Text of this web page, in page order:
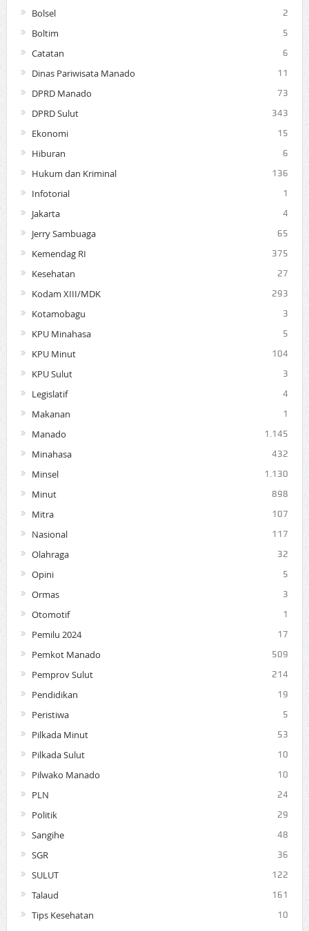
Bolsel 2
Boltim 5
Catatan 6
Dinas Pariwisata Manado 11
DPRD Manado 73
DPRD Sulut 343
Ekonomi 15
Hiburan 6
Hukum dan Kriminal 136
Infotorial 1
Jakarta 4
Jerry Sambuaga 65
Kemendag RI 375
Kesehatan 27
Kodam XIII/MDK 293
Kotamobagu 3
KPU Minahasa 5
KPU Minut 104
KPU Sulut 3
Legislatif 4
Makanan 1
Manado 1.145
Minahasa 432
Minsel 1.130
Minut 898
Mitra 107
Nasional 117
Olahraga 32
Opini 5
Ormas 3
Otomotif 1
Pemilu 2024 17
Pemkot Manado 509
Pemprov Sulut 214
Pendidikan 19
Peristiwa 5
Pilkada Minut 53
Pilkada Sulut 10
Pilwako Manado 10
PLN 24
Politik 29
Sangihe 48
SGR 36
SULUT 122
Talaud 161
Tips Kesehatan 10